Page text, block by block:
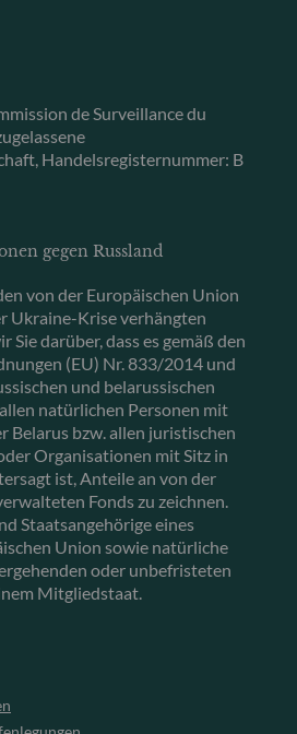
de Surveillance du
Handelsregisternummer: B
gegen Russland
von der Europäischen Union
Ukraine-Krise verhängten
darüber, dass es gemäß den
(EU) Nr. 833/2014 und
und belarussischen
natürlichen Personen mit
Belarus bzw. allen juristischen
Organisationen mit Sitz in
ist, Anteile an von der
Fonds zu zeichnen.
Staatsangehörige eines
Union sowie natürliche
oder unbefristeten
Mitgliedstaat.